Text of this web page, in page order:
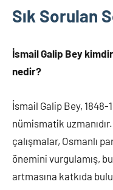
Sık Sorulan
İsmail Galip Bey
nedir?
İsmail Galip Bey, 1848-
nümismatik
çalışmalar, Osmanlı
önemini vurgulamış,
artmasına katkıda